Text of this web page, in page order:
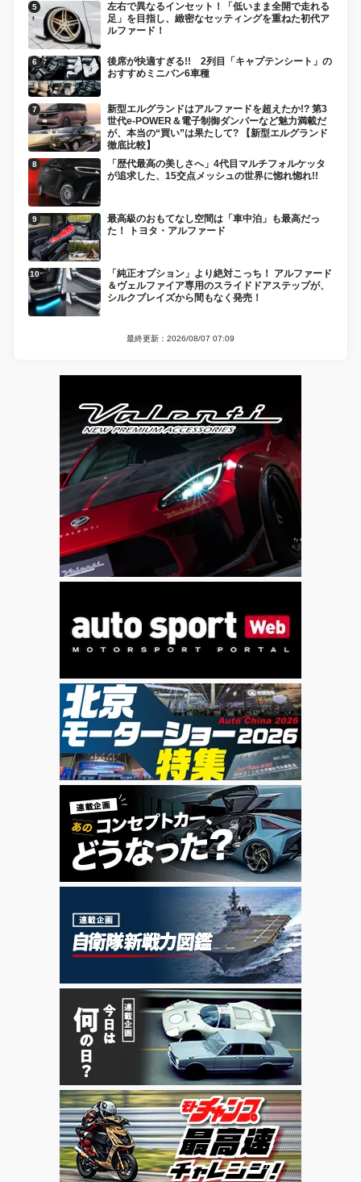
左右で異なるインセット！「低いまま全開で走れる
足」を目指し、緻密なセッティングを重ねた初代ア
ルファード！
後席が快適すぎる!! 2列目「キャプテンシート」の
おすすめミニバン6車種
新型エルグランドはアルファードを超えたか!? 第3
世代e-POWER＆電子制御ダンパーなど魅力満載だ
が、本当の“買い”は果たして? 【新型エルグランド
徹底比較】
「歴代最高の美しさへ」4代目マルチフォルケッタ
が追求した、15交点メッシュの世界に惚れ惚れ!!
最高級のおもてなし空間は「車中泊」も最高だっ
た！ トヨタ・アルファード
「純正オプション」より絶対こっち！ アルファード
＆ヴェルファイア専用のスライドドアステップが、
シルクブレイズから間もなく発売！
最終更新：2026/08/07 07:09